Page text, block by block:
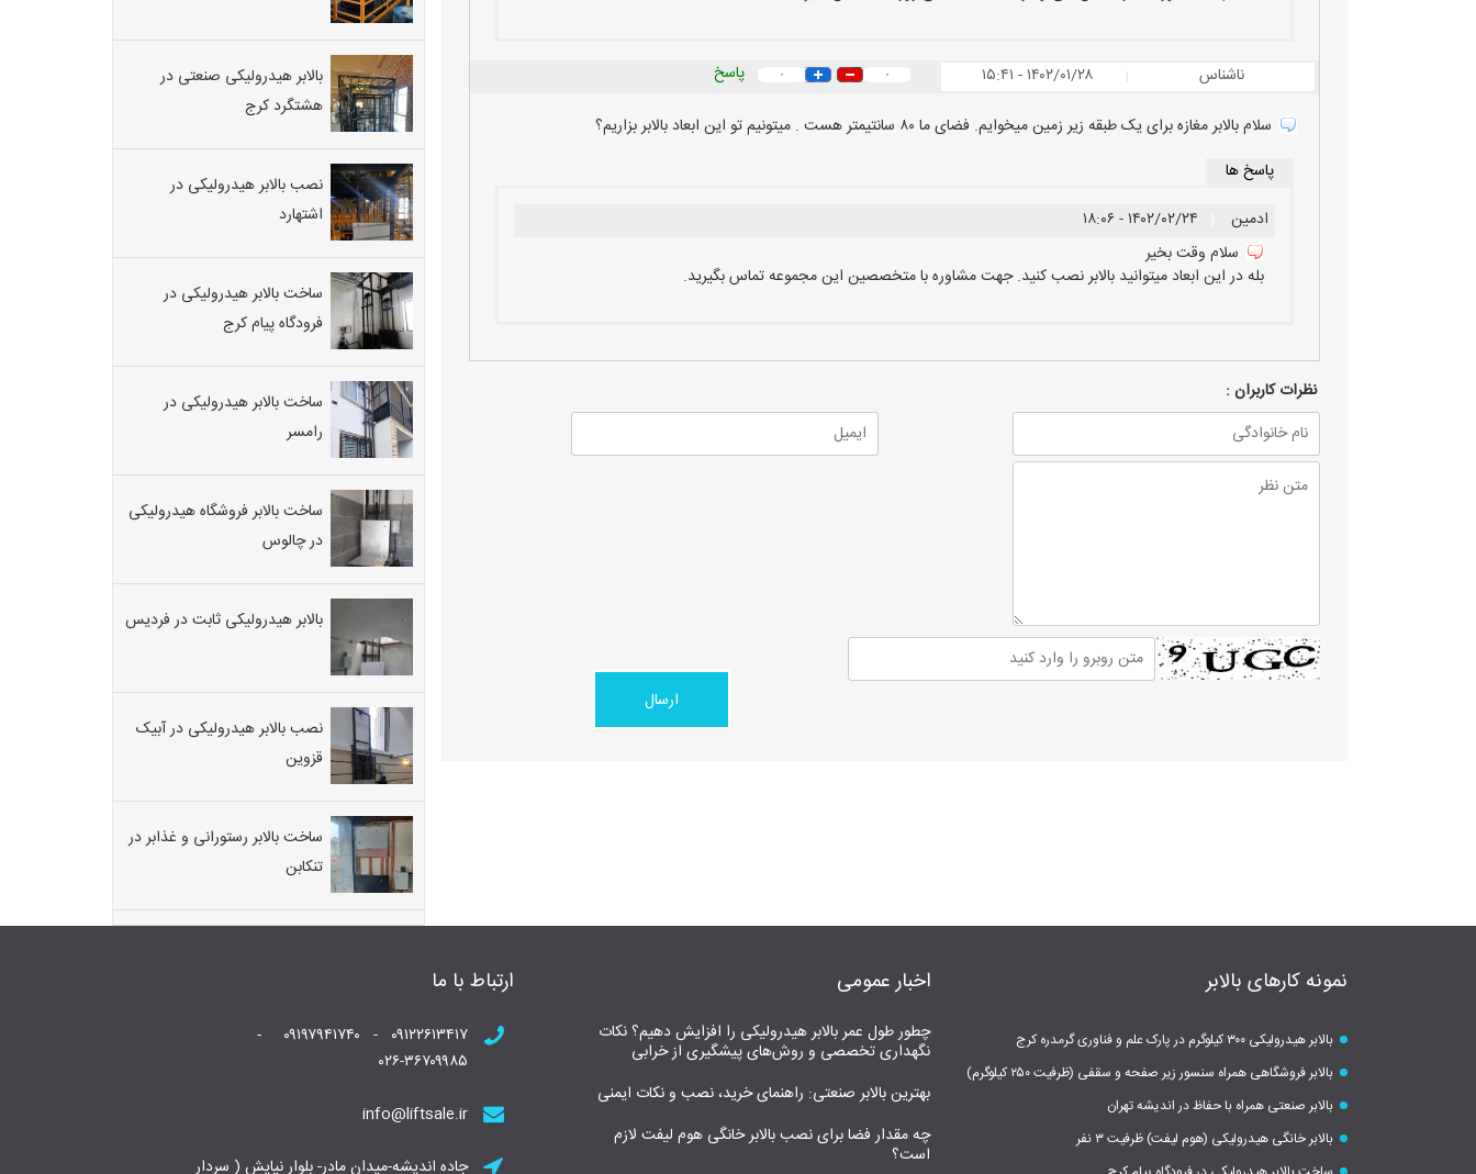
ناشناس | ۱۴۰۲/۰۱/۲۸ - ۱۵:۴۱ ۰ ۰
پاسخ
سلام بالابر مغازه برای یک طبقه زیر زمین میخوایم. فضای ما ۸۰ سانتیمتر هست . میتونیم تو این ابعاد بالابر بزاریم؟
پاسخ ها
ادمین
۱۴۰۲/۰۲/۲۴ - ۱۸:۰۶
سلام وقت بخیر
بله در این ابعاد میتوانید بالابر نصب کنید. جهت مشاوره با متخصصین این مجموعه تماس بگیرید.
نظرات كاربران :
بالابر هیدرولیکی صنعتی در
هشتگرد کرج
نصب بالابر هیدرولیکی در
اشتهارد
ساخت بالابر هیدرولیکی در
فرودگاه پیام کرج
ساخت بالابر هیدرولیکی در
رامسر
ساخت بالابر فروشگاه هیدرولیکی
در چالوس
بالابر هیدرولیکی ثابت در فردیس
نصب بالابر هیدرولیکی در آبیک
قزوین
ساخت بالابر رستورانی و غذابر در
تنکابن
نمونه کارهای بالابر
بالابر هیدرولیکی ۳۰۰ کیلوگرم در پارک علم و فناوری گرمدره کرج
بالابر فروشگاهی همراه سنسور زیر صفحه و سقفی (ظرفیت ۲۵۰ کیلوگرم)
بالابر صنعتی همراه با حفاظ در اندیشه تهران
بالابر خانگی هیدرولیکی (هوم لیفت) ظرفیت ۳ نفر
اخبار عمومی
چطور طول عمر بالابر هیدرولیکی را افزایش دهیم؟ نکات
نگهداری تخصصی و روش‌های پیشگیری از خرابی
بهترین بالابر صنعتی: راهنمای خرید، نصب و نکات ایمنی
چه مقدار فضا برای نصب بالابر خانگی هوم لیفت لازم
است؟
ارتباط با ما
۰۹۱۲۲۶۱۳۴۱۷ - ۰۹۱۹۷۹۴۱۷۴۰ -
۰۲۶-۳۶۷۰۹۹۸۵
info@liftsale.ir
جاده اندیشه-میدان مادر- بلوار نیایش ( سردار